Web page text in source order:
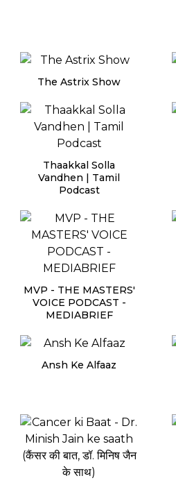
The Astrix Show
Thaakkal Solla
Vandhen | Tamil
Podcast
MVP - THE MASTERS'
VOICE PODCAST -
MEDIABRIEF
Ansh Ke Alfaaz